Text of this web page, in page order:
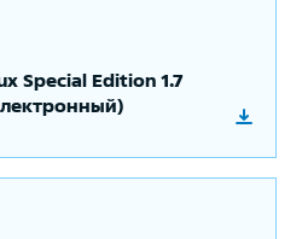
Special Edition 1.7